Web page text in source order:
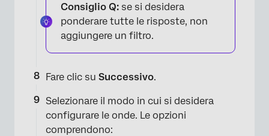
Consiglio Q: se si desidera
ponderare tutte le risposte, non
aggiungere un filtro.
Fare clic su Successivo.
Selezionare il modo in cui si desidera
configurare le onde. Le opzioni
comprendono: